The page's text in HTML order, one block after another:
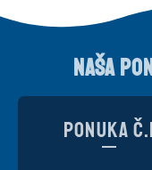
Naša
Ponuka č.1